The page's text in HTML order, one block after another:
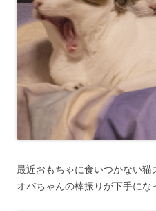
最近おもちゃに食いつかない
オバちゃんの棒振りが下手にな